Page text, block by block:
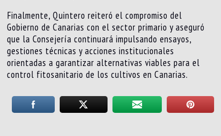
Finalmente, Quintero reiteró el compromiso del
Gobierno de Canarias con el sector primario y aseguró
que la Consejería continuará impulsando ensayos,
gestiones técnicas y acciones institucionales
orientadas a garantizar alternativas viables para el
control fitosanitario de los cultivos en Canarias.